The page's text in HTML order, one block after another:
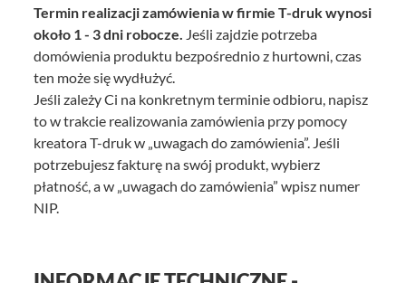
Termin realizacji zamówienia w firmie T-druk wynosi
około 1 - 3 dni robocze. Jeśli zajdzie potrzeba
domówienia produktu bezpośrednio z hurtowni, czas
ten może się wydłużyć.
Jeśli zależy Ci na konkretnym terminie odbioru, napisz
to w trakcie realizowania zamówienia przy pomocy
kreatora T-druk w „uwagach do zamówienia”. Jeśli
potrzebujesz fakturę na swój produkt, wybierz
płatność, a w „uwagach do zamówienia” wpisz numer
NIP.